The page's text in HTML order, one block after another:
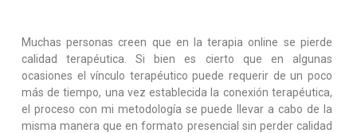
Muchas personas creen que en la terapia online se pierde
calidad terapéutica. Si bien es cierto que en algunas
ocasiones el vínculo terapéutico puede requerir de un poco
más de tiempo, una vez establecida la conexión terapéutica,
el proceso con mi metodología se puede llevar a cabo de la
misma manera que en formato presencial sin perder calidad